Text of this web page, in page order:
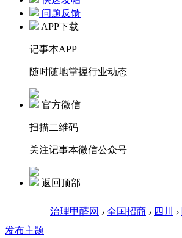
问题反馈
APP下载
记事本APP
随时随地掌握行业动态
官方微信
扫描二维码
关注记事本微信公众号
返回顶部
治理甲醛网 › 全国招商 › 四川 ›
发布主题